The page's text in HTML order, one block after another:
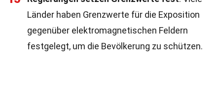
Länder haben Grenzwerte für die Exposition
gegenüber elektromagnetischen Feldern
festgelegt, um die Bevölkerung zu schützen.